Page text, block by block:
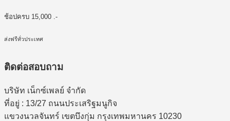
ช้อปครบ 15,000 .-
ส่งฟรีทั่วประเทศ
ติดต่อสอบถาม
บริษัท เน็กซ์เพลย์ จำกัด
ที่อยู่ : 13/27 ถนนประเสริฐมนูกิจ
แขวงนวลจันทร์ เขตบึงกุ่ม กรุงเทพมหานคร 10230